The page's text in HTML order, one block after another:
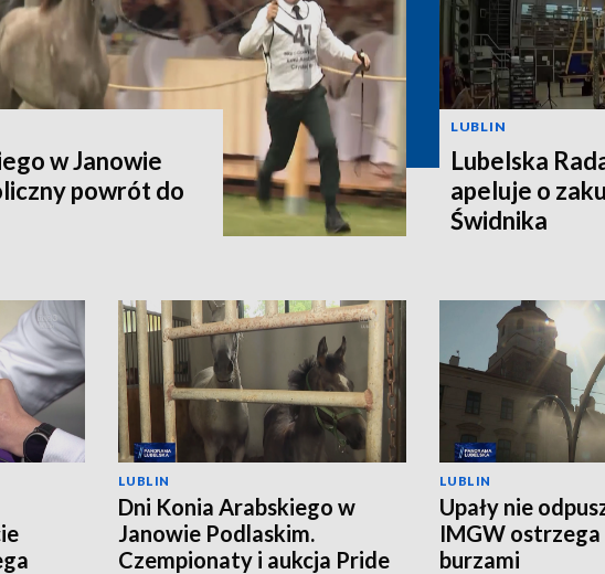
w Janowie
powrót do
LUBLIN
Lubelska
apeluje o
Świdnika
LUBLIN
Dni Konia Arabskiego w
Janowie Podlaskim.
Czempionaty i aukcja Pride
LUBLIN
Upały nie
IMGW ostrzega
burzami